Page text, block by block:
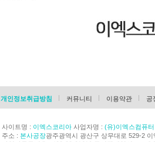
개인정보취급방침 커뮤니티 이용약관 공
사이트명 : 이엑스코리아사업자명 : (유)이엑스컴퓨터
주소 : 본사공장광주광역시 광산구 상무대로 529-2 이